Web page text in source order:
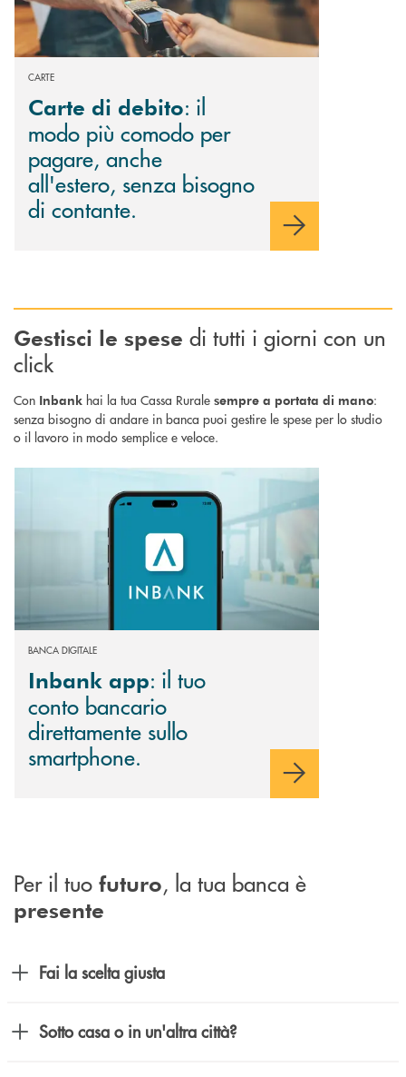
CARTE
Carte di debito: il
modo più comodo per
pagare, anche
all'estero, senza bisogno
di contante.
Gestisci le spese di tutti i giorni con un
click
Con Inbank hai la tua Cassa Rurale sempre a portata di mano:
senza bisogno di andare in banca puoi gestire le spese per lo studio
o il lavoro in modo semplice e veloce.
Scopri di più Inbank app : il tuo conto bancario direttamente sullo
BANCA DIGITALE
Inbank app: il tuo
conto bancario
direttamente sullo
smartphone.
Per il tuo futuro, la tua banca è
presente
Fai la scelta giusta
Sotto casa o in un'altra città?